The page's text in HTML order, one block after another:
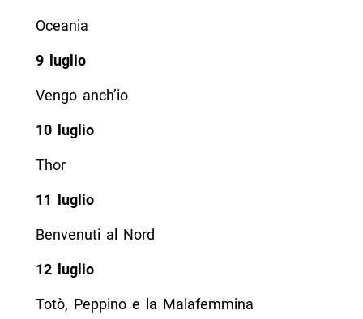
Oceania
9 luglio
Vengo anch’io
10 luglio
Thor
11 luglio
Benvenuti al Nord
12 luglio
Totò, Peppino e la Malafemmina